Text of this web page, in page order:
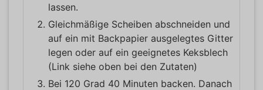
lassen.
Gleichmäßige Scheiben abschneiden und
auf ein mit Backpapier ausgelegtes Gitter
legen oder auf ein geeignetes Keksblech
(Link siehe oben bei den Zutaten)
Bei 120 Grad 40 Minuten backen. Danach